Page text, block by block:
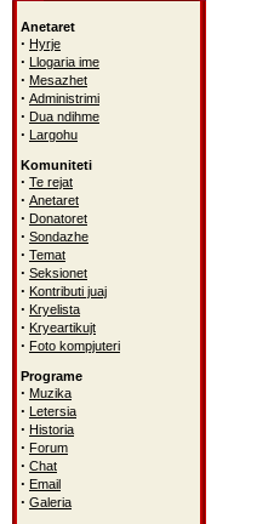
Anetaret
· Hyrje
· Llogaria ime
· Mesazhet
· Administrimi
· Dua ndihme
· Largohu
Komuniteti
· Te rejat
· Anetaret
· Donatoret
· Sondazhe
· Temat
· Seksionet
· Kontributi juaj
· Kryelista
· Kryeartikujt
· Foto kompjuteri
Programe
· Muzika
· Letersia
· Historia
· Forum
· Chat
· Email
· Galeria